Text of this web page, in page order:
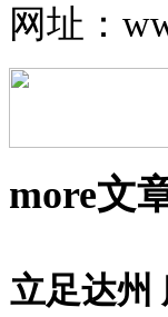
网址：
more文
立足达州